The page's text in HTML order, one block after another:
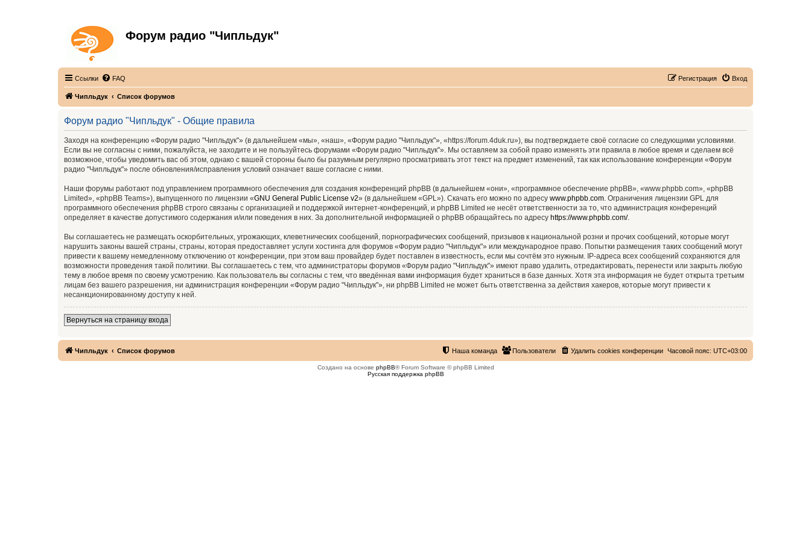
Форум радио "Чипльдук"
Ссылки FAQ Вход
Регистрация
Чипльдук Список форумов
Форум радио "Чипльдук" - Общие правила
Заходя на конференцию «Форум радио "Чипльдук"» (в дальнейшем «мы», «наш», «Форум радио "Чипльдук"», «https://forum.4duk.ru»), вы подтверждаете своё согласие со следующими условиями.
Если вы не согласны с ними, пожалуйста, не заходите и не пользуйтесь форумами «Форум радио "Чипльдук"». Мы оставляем за собой право изменять эти правила в любое время и сделаем всё
возможное, чтобы уведомить вас об этом, однако с вашей стороны было бы разумным регулярно просматривать этот текст на предмет изменений, так как использование конференции «Форум
радио "Чипльдук"» после обновления/исправления условий означает ваше согласие с ними.
Наши форумы работают под управлением программного обеспечения для создания конференций phpBB (в дальнейшем «они», «программное обеспечение phpBB», «www.phpbb.com», «phpBB
Limited», «phpBB Teams»), выпущенного по лицензии «GNU General Public License v2» (в дальнейшем «GPL»). Скачать его можно по адресу www.phpbb.com. Ограничения лицензии GPL для
программного обеспечения phpBB строго связаны с организацией и поддержкой интернет-конференций, и phpBB Limited не несёт ответственности за то, что администрация конференций
определяет в качестве допустимого содержания и/или поведения в них. За дополнительной информацией о phpBB обращайтесь по адресу https://www.phpbb.com/.
Вы соглашаетесь не размещать оскорбительных, угрожающих, клеветнических сообщений, порнографических сообщений, призывов к национальной розни и прочих сообщений, которые могут
нарушить законы вашей страны, страны, которая предоставляет услуги хостинга для форумов «Форум радио "Чипльдук"» или международное право. Попытки размещения таких сообщений могут
привести к вашему немедленному отключению от конференции, при этом ваш провайдер будет поставлен в известность, если мы сочтём это нужным. IP-адреса всех сообщений сохраняются для
возможности проведения такой политики. Вы соглашаетесь с тем, что администраторы форумов «Форум радио "Чипльдук"» имеют право удалить, отредактировать, перенести или закрыть любую
тему в любое время по своему усмотрению. Как пользователь вы согласны с тем, что введённая вами информация будет храниться в базе данных. Хотя эта информация не будет открыта третьим
лицам без вашего разрешения, ни администрация конференции «Форум радио "Чипльдук"», ни phpBB Limited не может быть ответственна за действия хакеров, которые могут привести к
несанкционированному доступу к ней.
Вернуться на страницу входа
Чипльдук Список форумов Часовой пояс: UTC+03:00
Удалить cookies конференции
Пользователи
Наша команда
Создано на основе phpBB® Forum Software © phpBB Limited
Русская поддержка phpBB